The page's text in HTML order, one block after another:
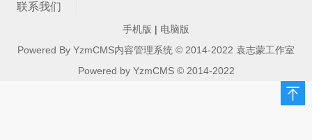
联系我们
手机版 | 电脑版
Powered By YzmCMS内容管理系统 © 2014-2022 袁志蒙工作室
Powered by YzmCMS© 2014-2022